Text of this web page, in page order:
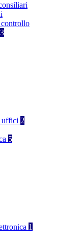
3
uffici 2
5
1